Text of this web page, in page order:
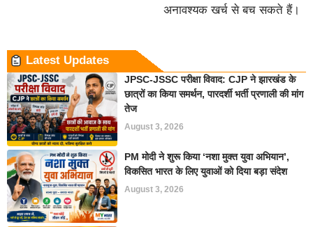
अनावश्यक खर्च से बच सकते हैं।
Latest Updates
JPSC-JSSC परीक्षा विवाद: CJP ने झारखंड के
छात्रों का किया समर्थन, पारदर्शी भर्ती प्रणाली की मांग
तेज
August 3, 2026
PM मोदी ने शुरू किया ‘नशा मुक्त युवा अभियान’,
विकसित भारत के लिए युवाओं को दिया बड़ा संदेश
August 3, 2026